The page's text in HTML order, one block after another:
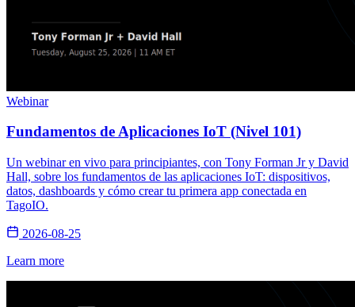
Webinar
Fundamentos de Aplicaciones IoT (Nivel 101)
Un webinar en vivo para principiantes, con Tony Forman Jr y David
Hall, sobre los fundamentos de las aplicaciones IoT: dispositivos,
datos, dashboards y cómo crear tu primera app conectada en
TagoIO.
2026-08-25
Learn more